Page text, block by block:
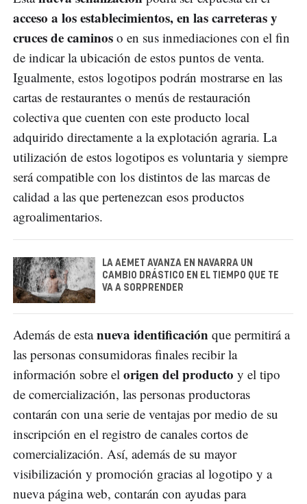
acceso a los establecimientos, en las carreteras y
cruces de caminos o en sus inmediaciones con el fin
de indicar la ubicación de estos puntos de venta.
Igualmente, estos logotipos podrán mostrarse en las
cartas de restaurantes o menús de restauración
colectiva que cuenten con este producto local
adquirido directamente a la explotación agraria. La
utilización de estos logotipos es voluntaria y siempre
será compatible con los distintos de las marcas de
calidad a las que pertenezcan esos productos
agroalimentarios.
LA AEMET AVANZA EN NAVARRA UN
CAMBIO DRÁSTICO EN EL TIEMPO QUE TE
VA A SORPRENDER
Además de estanueva identificación que permitirá a
las personas consumidoras finales recibir la
información sobre el origen del producto y el tipo
de comercialización, las personas productoras
contarán con una serie de ventajas por medio de su
inscripción en el registro de canales cortos de
comercialización. Así, además de su mayor
visibilización y promoción gracias al logotipo y a
nueva página web, contarán con ayudas para